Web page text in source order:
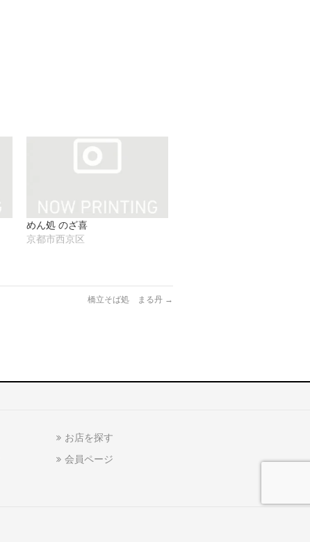
めん処 のざ喜
京都市西京区
橋立そば処 まる丹 →
お店を探す
会員ページ